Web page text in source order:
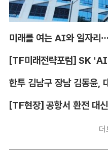
한투 김남구 장남 김동윤,